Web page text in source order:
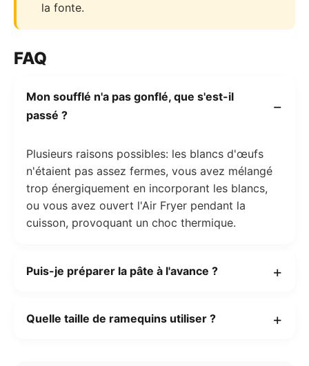
la fonte.
FAQ
Mon soufflé n'a pas gonflé, que s'est-il
passé ?
Plusieurs raisons possibles: les blancs d'œufs
n'étaient pas assez fermes, vous avez mélangé
trop énergiquement en incorporant les blancs,
ou vous avez ouvert l'Air Fryer pendant la
cuisson, provoquant un choc thermique.
Puis-je préparer la pâte à l'avance ?
Quelle taille de ramequins utiliser ?